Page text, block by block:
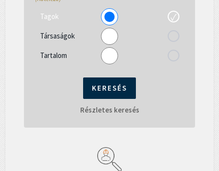
Tagok
Társaságok
Tartalom
Részletes keresés